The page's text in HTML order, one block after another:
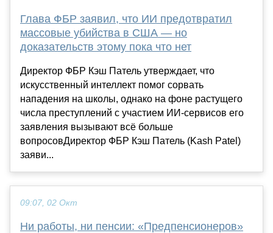
Глава ФБР заявил, что ИИ предотвратил
массовые убийства в США — но
доказательств этому пока что нет
Директор ФБР Кэш Патель утверждает, что
искусственный интеллект помог сорвать
нападения на школы, однако на фоне растущего
числа преступлений с участием ИИ-сервисов его
заявления вызывают всё больше
вопросовДиректор ФБР Кэш Патель (Kash Patel)
заяви...
09:07, 02 Окт
Ни работы, ни пенсии: «Предпенсионеров»